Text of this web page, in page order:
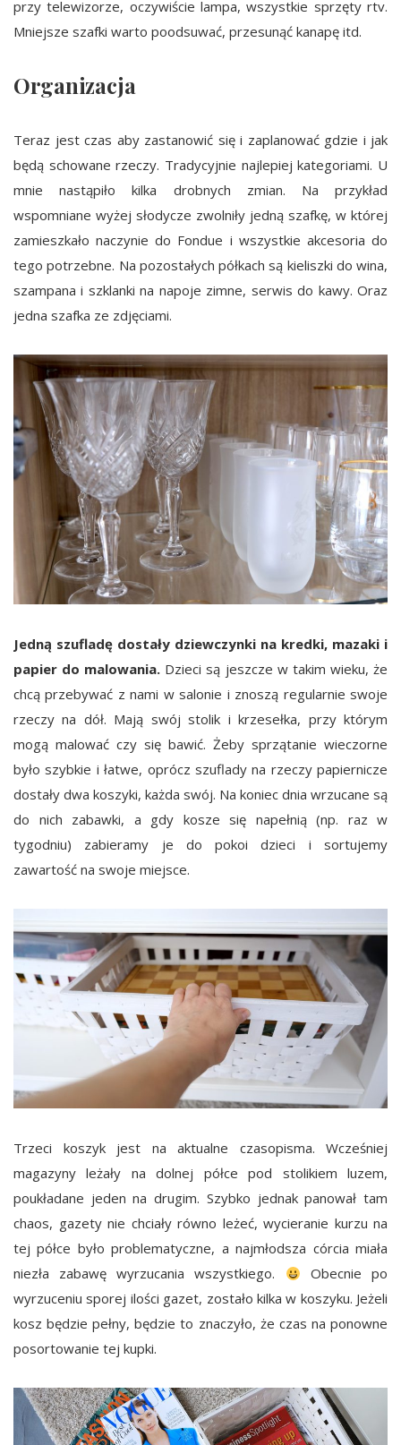
przy telewizorze, oczywiście lampa, wszystkie sprzęty rtv.
Mniejsze szafki warto poodsuwać, przesunąć kanapę itd.
Organizacja
Teraz jest czas aby zastanowić się i zaplanować gdzie i jak
będą schowane rzeczy. Tradycyjnie najlepiej kategoriami. U
mnie nastąpiło kilka drobnych zmian. Na przykład
wspomniane wyżej słodycze zwolniły jedną szafkę, w której
zamieszkało naczynie do Fondue i wszystkie akcesoria do
tego potrzebne. Na pozostałych półkach są kieliszki do wina,
szampana i szklanki na napoje zimne, serwis do kawy. Oraz
jedna szafka ze zdjęciami.
Jedną szufladę dostały dziewczynki na kredki, mazaki i
papier do malowania. Dzieci są jeszcze w takim wieku, że
chcą przebywać z nami w salonie i znoszą regularnie swoje
rzeczy na dół. Mają swój stolik i krzesełka, przy którym
mogą malować czy się bawić. Żeby sprzątanie wieczorne
było szybkie i łatwe, oprócz szuflady na rzeczy papiernicze
dostały dwa koszyki, każda swój. Na koniec dnia wrzucane są
do nich zabawki, a gdy kosze się napełnią (np. raz w
tygodniu) zabieramy je do pokoi dzieci i sortujemy
zawartość na swoje miejsce.
Trzeci koszyk jest na aktualne czasopisma. Wcześniej
magazyny leżały na dolnej półce pod stolikiem luzem,
poukładane jeden na drugim. Szybko jednak panował tam
chaos, gazety nie chciały równo leżeć, wycieranie kurzu na
tej półce było problematyczne, a najmłodsza córcia miała
niezła zabawę wyrzucania wszystkiego.
Obecnie po
wyrzuceniu sporej ilości gazet, zostało kilka w koszyku. Jeżeli
kosz będzie pełny, będzie to znaczyło, że czas na ponowne
posortowanie tej kupki.